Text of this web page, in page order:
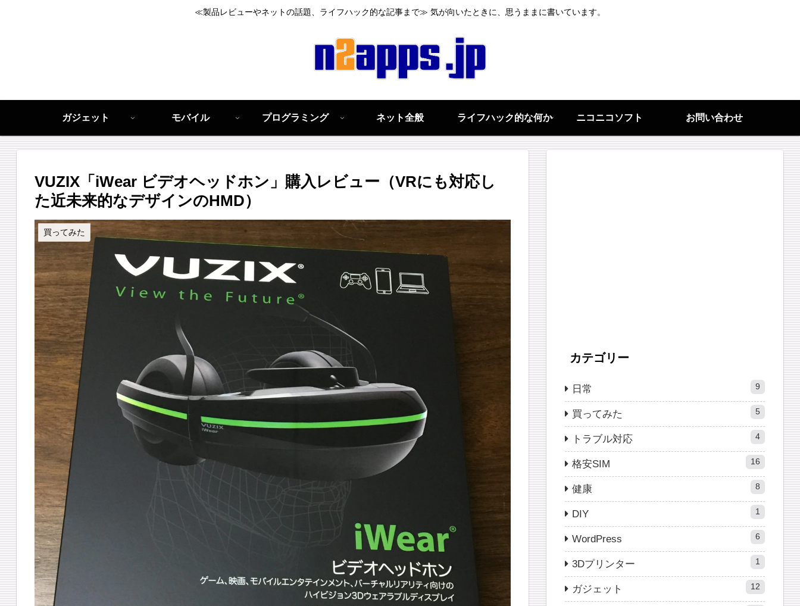
≪製品レビューやネットの話題、ライフハック的な記事まで≫ 気が向いたときに、思うままに書いています。
ガジェット モバイル プログラミング ネット全般 ライフハック的な何か ニコニコソフト お問い合わせ
VUZIX「iWear ビデオヘッドホン」購入レビュー（VRにも対応し
た近未来的なデザインのHMD）
買ってみた
カテゴリー
日常 9
買ってみた 5
トラブル対応 4
格安SIM 16
健康 8
DIY 1
WordPress 6
3Dプリンター 1
ガジェット 12